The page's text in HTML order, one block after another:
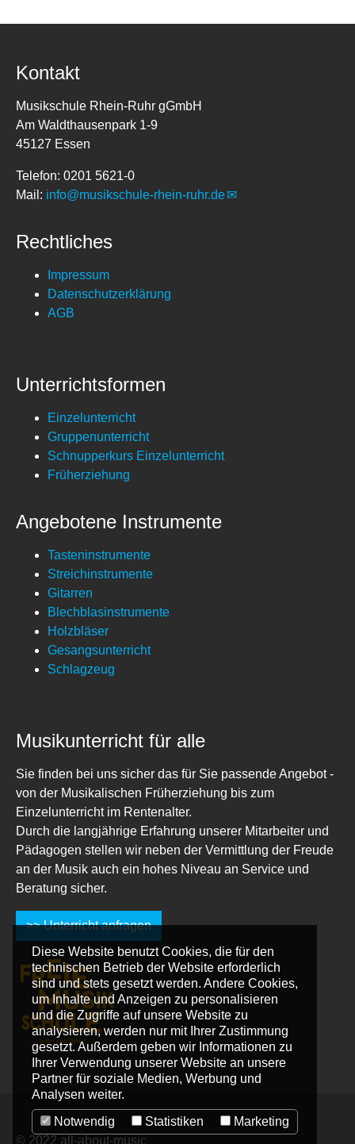
Kontakt
Musikschule Rhein-Ruhr gGmbH
Am Waldthausenpark 1-9
45127 Essen
Telefon: 0201 5621-0
Mail: info@musikschule-rhein-ruhr.de
Rechtliches
Impressum
Datenschutzerklärung
AGB
Unterrichtsformen
Einzelunterricht
Gruppenunterricht
Schnupperkurs Einzelunterricht
Früherziehung
Angebotene Instrumente
Tasteninstrumente
Streichinstrumente
Gitarren
Blechblasinstrumente
Holzbläser
Gesangsunterricht
Schlagzeug
Musikunterricht für alle
Sie finden bei uns sicher das für Sie passende Angebot -
von der Musikalischen Früherziehung bis zum
Einzelunterricht im Rentenalter.
Durch die langjährige Erfahrung unserer Mitarbeiter und
Pädagogen stellen wir neben der Vermittlung der Freude
an der Musik auch ein hohes Niveau an Service und
Beratung sicher.
>> Unterricht anfragen
© 2022 all-about-music
Diese Website benutzt Cookies, die für den
technischen Betrieb der Website erforderlich
sind und stets gesetzt werden. Andere Cookies,
um Inhalte und Anzeigen zu personalisieren
und die Zugriffe auf unsere Website zu
analysieren, werden nur mit Ihrer Zustimmung
gesetzt. Außerdem geben wir Informationen zu
Ihrer Verwendung unserer Website an unsere
Partner für soziale Medien, Werbung und
Analysen weiter.
Notwendig
Statistiken Marketing